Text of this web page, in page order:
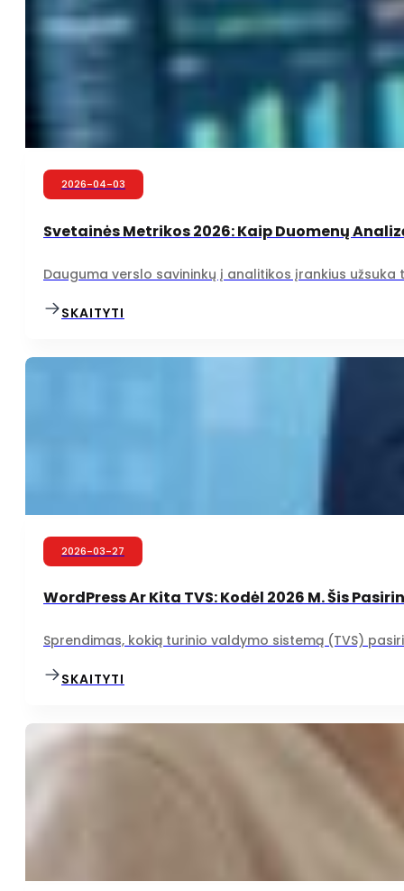
2026-04-03
Svetainės Metrikos 2026: Kaip Duomenų
Dauguma verslo savininkų į analitikos įrankius
SKAITYTI
2026-03-27
WordPress Ar Kita TVS: Kodėl 2026 M. Šis
Sprendimas, kokią turinio valdymo sistemą (TVS)
SKAITYTI